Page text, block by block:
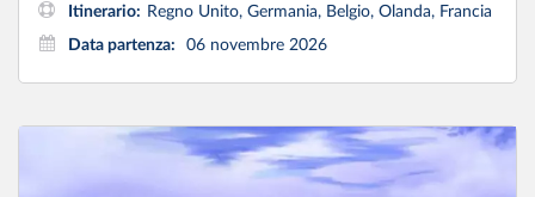
Itinerario: Regno Unito, Germania, Belgio, Olanda, Francia
Data partenza:
06 novembre 2026